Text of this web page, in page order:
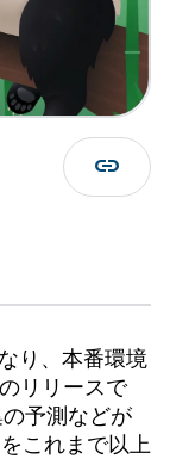
link
り、本番環境
リリースで
予測などが
これまで以上